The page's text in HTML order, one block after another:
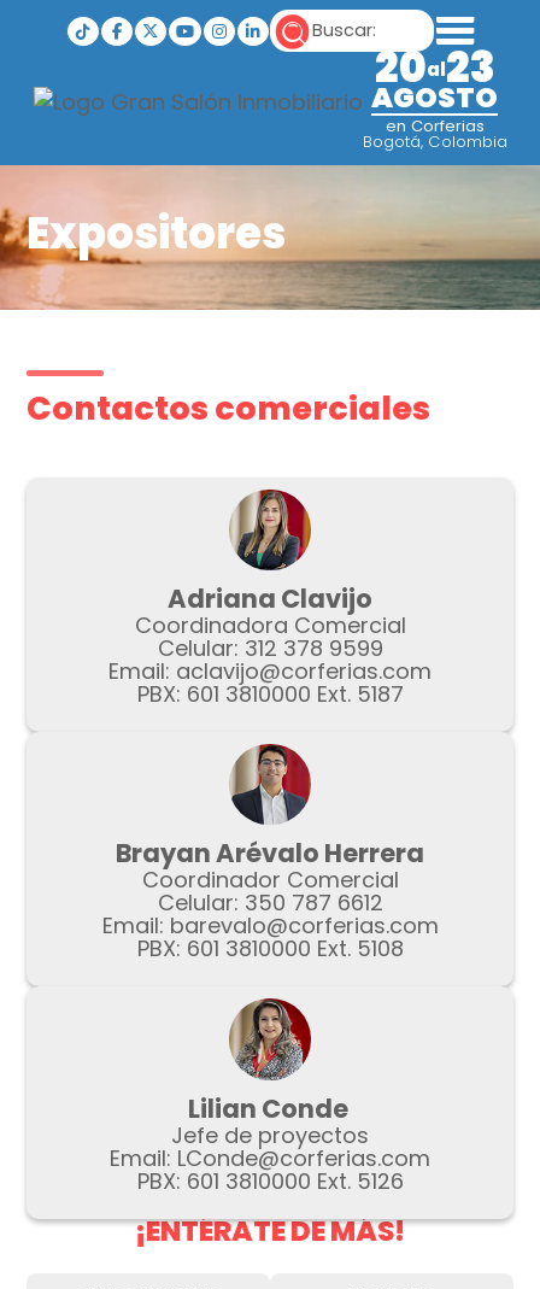
20al23
AGOSTO
en Corferias
Bogotá, Colombia
Expositores
Contactos comerciales
Adriana Clavijo
Coordinadora Comercial
Celular: 312 378 9599
Email: aclavijo@corferias.com
PBX: 601 3810000 Ext. 5187
Brayan Arévalo Herrera
Coordinador Comercial
Celular: 350 787 6612
Email: barevalo@corferias.com
PBX: 601 3810000 Ext. 5108
Lilian Conde
Jefe de proyectos
Email: LConde@corferias.com
PBX: 601 3810000 Ext. 5126
¡ENTÉRATE DE MÁS!